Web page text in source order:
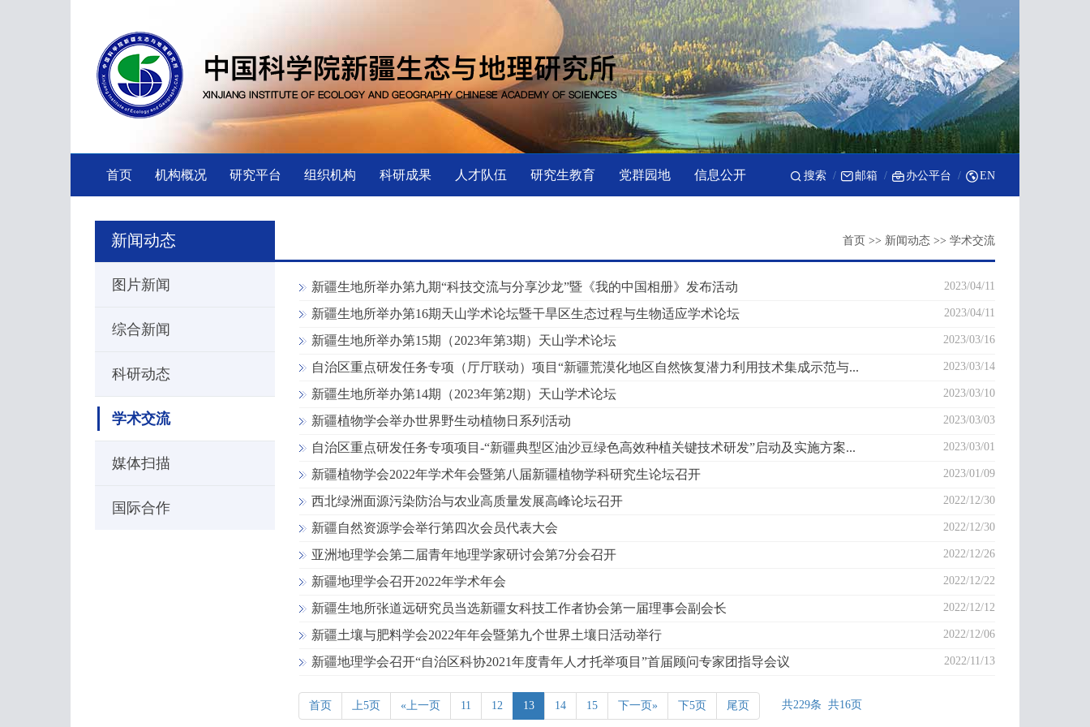
首页 机构概况 研究平台 组织机构 科研成果 人才队伍 研究生教育 党群园地 信息公开 搜索 邮箱 办公平台 EN
新闻动态 首页 >> 新闻动态 >> 学术交流
图片新闻
综合新闻
科研动态
学术交流
媒体扫描
国际合作
新疆生地所举办第九期“科技交流与分享沙龙”暨《我的中国相册》发布活动 2023/04/11
新疆生地所举办第16期天山学术论坛暨干旱区生态过程与生物适应学术论坛 2023/04/11
新疆生地所举办第15期（2023年第3期）天山学术论坛 2023/03/16
自治区重点研发任务专项（厅厅联动）项目“新疆荒漠化地区自然恢复潜力利用技术集成示范与... 2023/03/14
新疆生地所举办第14期（2023年第2期）天山学术论坛 2023/03/10
新疆植物学会举办世界野生动植物日系列活动 2023/03/03
自治区重点研发任务专项项目-“新疆典型区油沙豆绿色高效种植关键技术研发”启动及实施方案... 2023/03/01
新疆植物学会2022年学术年会暨第八届新疆植物学科研究生论坛召开 2023/01/09
西北绿洲面源污染防治与农业高质量发展高峰论坛召开 2022/12/30
新疆自然资源学会举行第四次会员代表大会 2022/12/30
亚洲地理学会第二届青年地理学家研讨会第7分会召开 2022/12/26
新疆地理学会召开2022年学术年会 2022/12/22
新疆生地所张道远研究员当选新疆女科技工作者协会第一届理事会副会长 2022/12/12
新疆土壤与肥料学会2022年年会暨第九个世界土壤日活动举行 2022/12/06
新疆地理学会召开“自治区科协2021年度青年人才托举项目”首届顾问专家团指导会议 2022/11/13
首页 上5页 «上一页 11 12 13 14 15 下一页» 下5页 尾页 共229条 共16页